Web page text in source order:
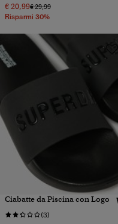
€ 20,99Prezzo ridotto da
€ 29,99a
Risparmi 30%
Ciabatte da Piscina con Logo
(3)